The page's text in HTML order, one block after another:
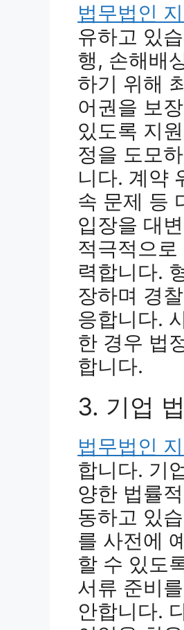
법무법인
유하고 있
행, 손해배
하기 위해
어권을 보
있도록 지
정을 도모
니다. 계약
속 문제 등
입장을 대
적극적으
력합니다.
장하며 경
응합니다.
한 경우 법
합니다.
3. 기업
법무법인
합니다. 기
양한 법률
동하고 있
를 사전에
할 수 있도
서류 준비
안합니다.